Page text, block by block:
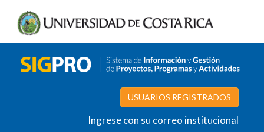
USUARIOS REGISTRADOS
Ingrese con su correo institucional